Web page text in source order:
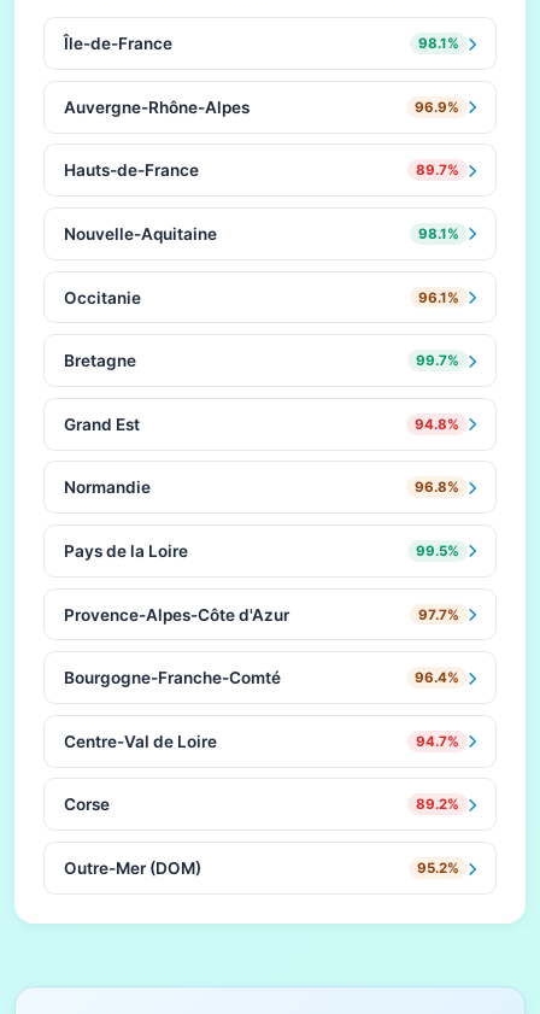
Île-de-France 98.1%
Auvergne-Rhône-Alpes 96.9%
Hauts-de-France 89.7%
Nouvelle-Aquitaine 98.1%
Occitanie 96.1%
Bretagne 99.7%
Grand Est 94.8%
Normandie 96.8%
Pays de la Loire 99.5%
Provence-Alpes-Côte d'Azur 97.7%
Bourgogne-Franche-Comté 96.4%
Centre-Val de Loire 94.7%
Corse 89.2%
Outre-Mer (DOM) 95.2%